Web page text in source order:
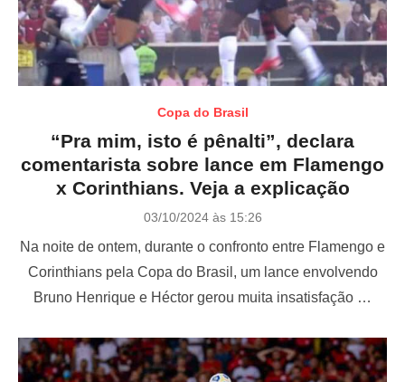
Copa do Brasil
“Pra mim, isto é pênalti”, declara
comentarista sobre lance em Flamengo
x Corinthians. Veja a explicação
P
s
t
e
d
03/10/2024 às 15:26
Na noite de ontem, durante o confronto entre Flamengo e
Corinthians pela Copa do Brasil, um lance envolvendo
Bruno Henrique e Héctor gerou muita insatisfação …